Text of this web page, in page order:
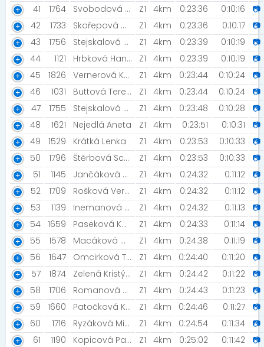
41
1764 Svobodová Sandra Z1 4km 0:23:36 0:10:16
📷
42
1733 Skořepová Martina [blondyny_v_behu] Z1 4km 0:23:36 0:10:17
📷
43
1756 Stejskalová Jana Z1 4km 0:23:39 0:10:19
📷
44
1121 Hrbková Hanka Z1 4km 0:23:39 0:10:19
📷
45
1826 Vernerová Kateřina Z1 4km 0:23:44 0:10:24
📷
46
1031 Buttová Tereza [Rozběháme Teplice] Z1 4km 0:23:44 0:10:24
📷
47
1755 Stejskalová Karolína Z1 4km 0:23:48 0:10:28
📷
48
1621 Nejedlá Aneta Z1 4km 0:23:51 0:10:31
📷
49
1529 Krátká Lenka Z1 4km 0:23:53 0:10:33
📷
50
1796 Štěrbová Scarlet Z1 4km 0:23:53 0:10:33
📷
51
1145 Jančáková Heřmanská Lucie Z1 4km 0:24:32 0:11:12
📷
52
1709 Rošková Veronika Z1 4km 0:24:32 0:11:12
📷
53
1139 Inemanová Pavlína Z1 4km 0:24:32 0:11:13
📷
54 1659 Paseková Karla Z1 4km 0:24:33 0:11:14
📷
55
1578 Macáková Gabriela Z1 4km 0:24:38 0:11:19
📷
56
1647 Omcirková Tereza Z1 4km 0:24:40 0:11:20
📷
57
1874 Zelená Kristýna [Šneci v běhu ] Z1 4km 0:24:42 0:11:22
📷
58
1706 Romanová Milada Z1 4km 0:24:43 0:11:23
📷
59
1660 Patočková Kateřina Z1 4km 0:24:46 0:11:27
📷
60
1716 Ryzáková Michaela Z1 4km 0:24:54 0:11:34
📷
61
1190 Kopicová Pavla Z1 4km 0:25:02 0:11:42
📷